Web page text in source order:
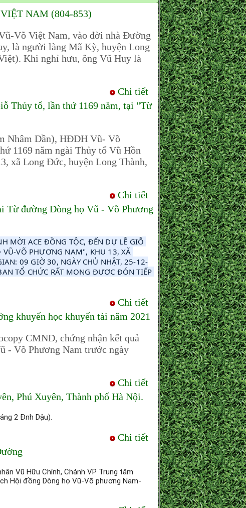
NAM (804-853)
Võ Việt Nam, vào đời nhà Đường
là người làng Mã Kỳ, huyện Long
Khi nghỉ hưu, ông Vũ Huy là
Chi tiết
Thủy tổ, lần thứ 1169 năm, tại "Từ
Nhâm Dần), HĐDH Vũ- Võ
1169 năm ngài Thủy tổ Vũ Hồn
xã Long Đức, huyện Long Thành,
Chi tiết
đường Dòng họ Vũ - Võ Phương
MỜI ACE ĐỒNG TỘC, ĐẾN DỰ LỄ GIỖ
VÕ PHƯƠNG NAM", KHU 13, XÃ
09 GIỜ 30, NGÀY CHỦ NHẬT, 25-12-
TỔ CHỨC RẤT MONG ĐƯƠC ĐÓN TIẾP
Chi tiết
khuyến học khuyến tài năm 2021
CMND, chứng nhận kết quả
- Võ Phương Nam trước ngày
Chi tiết
Phú Xuyên, Thành phố Hà Nội.
2 Đnh Dậu).
Chi tiết
Vũ Hữu Chính, Chánh VP Trung tâm
Hội đồng Dòng họ Vũ-Võ phương Nam-